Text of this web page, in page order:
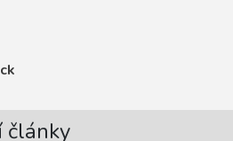
články